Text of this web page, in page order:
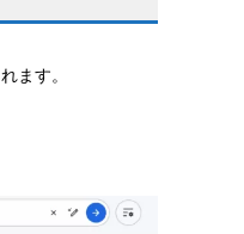
ます。